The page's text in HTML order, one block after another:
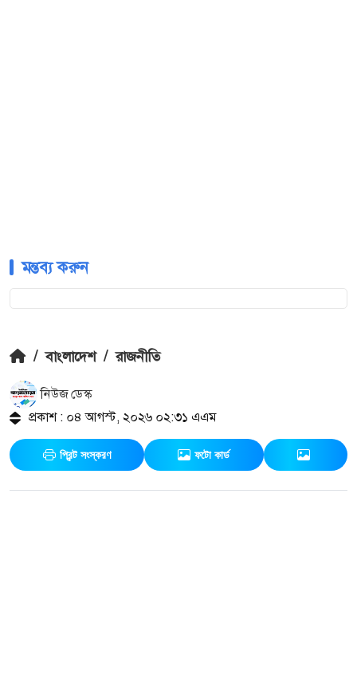
মন্তব্য করুন
/ বাংলাদেশ / রাজনীতি
নিউজ ডেস্ক
প্রকাশ : ০৪ আগস্ট, ২০২৬ ০২:৩১ এএম
প্রিন্ট সংস্করণ ফটো কার্ড